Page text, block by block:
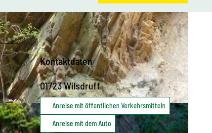
Kontaktdaten
01723Wilsdruff
Anreise mit öffentlichen Verkehrsmitteln
Anreise mit dem Auto